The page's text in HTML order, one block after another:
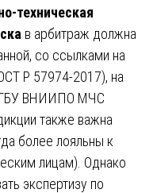
техническая
в арбитраж должна
со ссылками на
Р 57974-2017), на
ВНИИПО МЧС
также важна
более лояльны к
лицам). Однако
экспертизу по